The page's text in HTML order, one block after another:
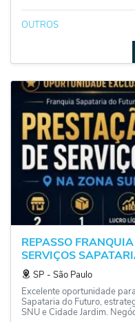
OUTROS
REPASSO
SERVIÇOS
SP ‐ São Paulo
Excelente oportunidade
Sapataria do Futuro,
SNU e Cidade Jardim.